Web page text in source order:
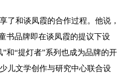
和谈凤霞的合作过程。他说，
书品牌即在谈凤霞的提议下设
和“提灯者”系列也成为品牌的开
儿文学创作与研究中心联合设